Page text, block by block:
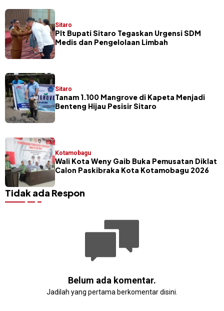
Sitaro
​Plt Bupati Sitaro Tegaskan Urgensi SDM
Medis dan Pengelolaan Limbah
Sitaro
Tanam 1.100 Mangrove di Kapeta Menjadi
Benteng Hijau Pesisir Sitaro
Kotamobagu
Wali Kota Weny Gaib Buka Pemusatan Diklat
Calon Paskibraka Kota Kotamobagu 2026
Tidak ada Respon
Belum ada komentar.
Jadilah yang pertama berkomentar disini.